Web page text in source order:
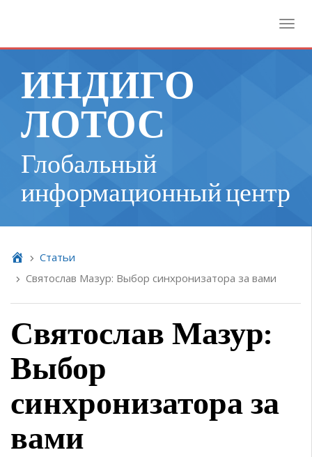
ИНДИГО
ЛОТОС
Глобальный
информационный центр
Cтатьи
Святослав Мазур: Выбор синхронизатора за вами
Святослав Мазур:
Выбор
синхронизатора за
вами